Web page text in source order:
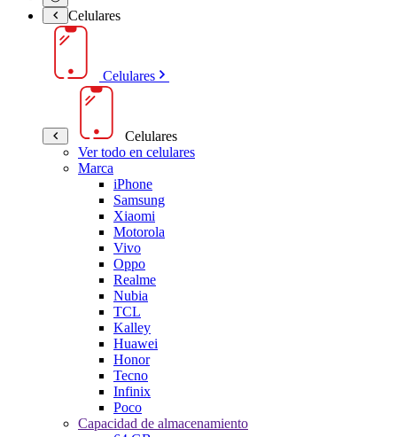
Celulares
Celulares
Celulares
Ver todo en celulares
Marca
iPhone
Samsung
Xiaomi
Motorola
Vivo
Oppo
Realme
Nubia
TCL
Kalley
Huawei
Honor
Tecno
Infinix
Poco
Capacidad de almacenamiento